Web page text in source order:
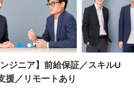
ンジニア】前給保証／スキルU
援／リモートあり